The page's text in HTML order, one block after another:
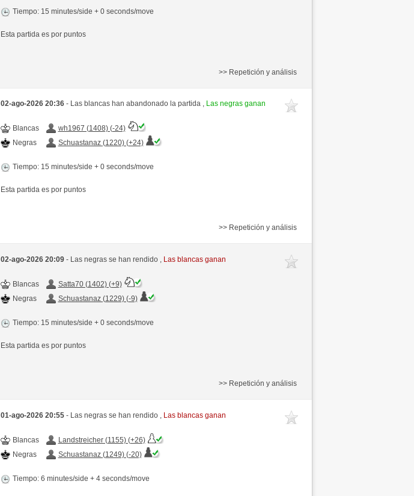
Tiempo: 15 minutes/side + 0 seconds/move
Esta partida es por puntos
>> Repetición y análisis
02-ago-2026 20:36 - Las blancas han abandonado la partida , Las negras ganan
Blancas
wh1967 (1408) (-24)
Negras
Schuastanaz (1220) (+24)
Tiempo: 15 minutes/side + 0 seconds/move
Esta partida es por puntos
>> Repetición y análisis
02-ago-2026 20:09 - Las negras se han rendido , Las blancas ganan
Blancas
Satta70 (1402) (+9)
Negras
Schuastanaz (1229) (-9)
Tiempo: 15 minutes/side + 0 seconds/move
Esta partida es por puntos
>> Repetición y análisis
01-ago-2026 20:55 - Las negras se han rendido , Las blancas ganan
Blancas
Landstreicher (1155) (+26)
Negras
Schuastanaz (1249) (-20)
Tiempo: 6 minutes/side + 4 seconds/move